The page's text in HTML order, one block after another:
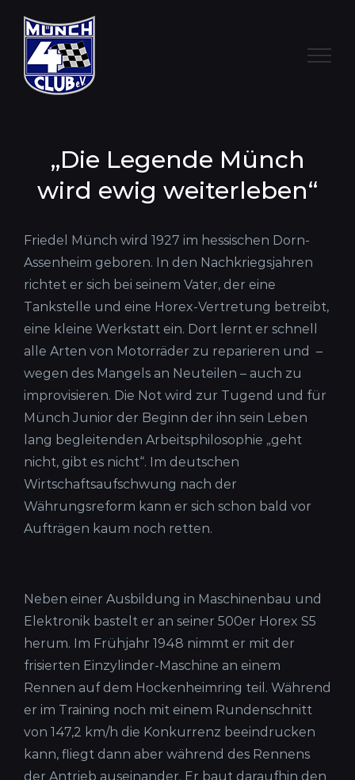
Inhalt
springen
nach:
„Die Legende Münch
wird ewig weiterleben“
Friedel Münch wird 1927 im hessischen Dorn-
Assenheim geboren. In den Nachkriegsjahren
richtet er sich bei seinem Vater, der eine
Tankstelle und eine Horex-Vertretung betreibt,
eine kleine Werkstatt ein. Dort lernt er schnell
alle Arten von Motorräder zu reparieren und –
wegen des Mangels an Neuteilen – auch zu
improvisieren. Die Not wird zur Tugend und für
Münch Junior der Beginn der ihn sein Leben
lang begleitenden Arbeitsphilosophie „geht
nicht, gibt es nicht“. Im deutschen
Wirtschaftsaufschwung nach der
Währungsreform kann er sich schon bald vor
Aufträgen kaum noch retten.
Neben einer Ausbildung in Maschinenbau und
Elektronik bastelt er an seiner 500er Horex S5
herum. Im Frühjahr 1948 nimmt er mit der
frisierten Einzylinder-Maschine an einem
Rennen auf dem Hockenheimring teil. Während
er im Training noch mit einem Rundenschnitt
von 147,2 km/h die Konkurrenz beeindrucken
kann, fliegt dann aber während des Rennens
der Antrieb auseinander. Er baut daraufhin den